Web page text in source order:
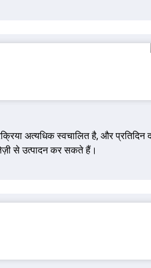
अत्यधिक स्वचालित है, और प्रतिदिन
से उत्पादन कर सकते हैं।